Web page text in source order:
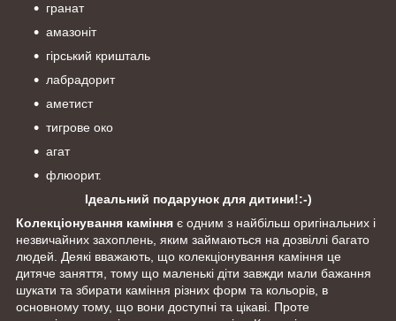
гранат
амазоніт
гірський кришталь
лабрадорит
аметист
тигрове око
агат
флюорит.
Ідеальний подарунок для дитини!:-)
Колекціонування каміння є одним з найбільш оригінальних і
незвичайних захоплень, яким займаються на дозвіллі багато
людей. Деякі вважають, що колекціонування каміння це
дитяче заняття, тому що маленькі діти завжди мали бажання
шукати та збирати каміння різних форм та кольорів, в
основному тому, що вони доступні та цікаві. Проте